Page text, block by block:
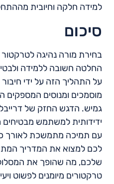
למידה חלקה וחיובית
סיכום
בחירת מורה נהיגה
החלטה חשובה ללמידה
על התהליך הזה על ידי חיבור
מוסמכים ומנוסים המספקים
גמיש. הדגש החזק של
ידידותית למשתמש מבטיחים
עם תמיכה מתמשכת לאורך
לכם למצוא את המדריך
שלכם, מה שהופך את
טרקטורים מיומנים לפשוט